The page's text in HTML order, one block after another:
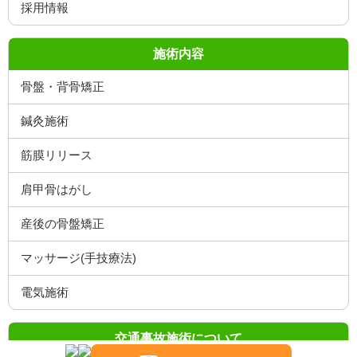
施術内容
骨盤・背骨矯正
鍼灸施術
筋膜リリース
肩甲骨はがし
産後の骨盤矯正
マッサージ(手技療法)
電気施術
交通事故施術について